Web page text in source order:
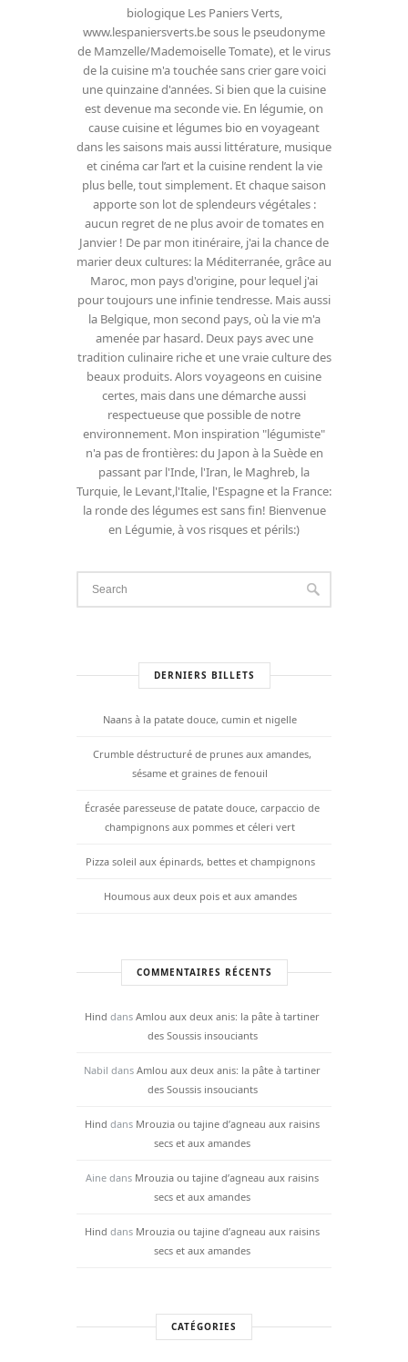
biologique Les Paniers Verts,
www.lespaniersverts.be sous le pseudonyme
de Mamzelle/Mademoiselle Tomate), et le virus
de la cuisine m'a touchée sans crier gare voici
une quinzaine d'années. Si bien que la cuisine
est devenue ma seconde vie. En légumie, on
cause cuisine et légumes bio en voyageant
dans les saisons mais aussi littérature, musique
et cinéma car l’art et la cuisine rendent la vie
plus belle, tout simplement. Et chaque saison
apporte son lot de splendeurs végétales :
aucun regret de ne plus avoir de tomates en
Janvier ! De par mon itinéraire, j'ai la chance de
marier deux cultures: la Méditerranée, grâce au
Maroc, mon pays d'origine, pour lequel j'ai
pour toujours une infinie tendresse. Mais aussi
la Belgique, mon second pays, où la vie m'a
amenée par hasard. Deux pays avec une
tradition culinaire riche et une vraie culture des
beaux produits. Alors voyageons en cuisine
certes, mais dans une démarche aussi
respectueuse que possible de notre
environnement. Mon inspiration "légumiste"
n'a pas de frontières: du Japon à la Suède en
passant par l'Inde, l'Iran, le Maghreb, la
Turquie, le Levant,l'Italie, l'Espagne et la France:
la ronde des légumes est sans fin! Bienvenue
en Légumie, à vos risques et périls:)
DERNIERS BILLETS
Naans à la patate douce, cumin et nigelle
Crumble déstructuré de prunes aux amandes,
sésame et graines de fenouil
Écrasée paresseuse de patate douce, carpaccio de
champignons aux pommes et céleri vert
Pizza soleil aux épinards, bettes et champignons
Houmous aux deux pois et aux amandes
COMMENTAIRES RÉCENTS
Hind dans Amlou aux deux anis: la pâte à tartiner
des Soussis insouciants
Nabil dans Amlou aux deux anis: la pâte à tartiner
des Soussis insouciants
Hind dans Mrouzia ou tajine d’agneau aux raisins
secs et aux amandes
Aine dans Mrouzia ou tajine d’agneau aux raisins
secs et aux amandes
Hind dans Mrouzia ou tajine d’agneau aux raisins
secs et aux amandes
CATÉGORIES